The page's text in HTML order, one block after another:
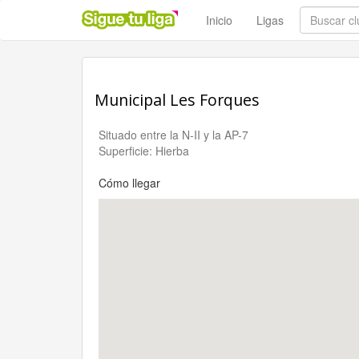
Inicio Ligas
Municipal Les Forques
Situado entre la N-II y la AP-7
Superficie: Hierba
Cómo llegar